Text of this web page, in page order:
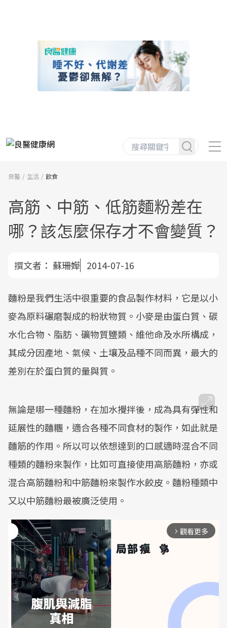
良醫 生活 飲食
高筋、中筋、低筋麵粉差在
哪？該怎麼保存才不會變質？
撰文者： 蘇珊嬅 2014-07-16
麵粉是我們生活中很重要的食品製作材料，它是以小
麥為原料碾磨製成的粉狀物質。小麥是由蛋白質、碳
水化合物、脂肪、礦物質鹽類、維他命及水所構成，
其成分因產地、氣候、土壤及品種不同而異，最大的
差別在於蛋白質的量與質。
無論是哪一種麵粉，在加水攪拌後，成為具有彈性和
延展性的麵糰，適合各種不同食材的製作，如此就是
麵筋的作用。所以可以依想達到的口感適時混合不同
種類的麵粉來製作，比如可直接使用高筋麵粉，亦或
混合高筋麵粉和中筋麵粉來製作水餃皮。麵粉種類中
又以中筋麵粉最被廣泛使用。
arrow_forward_ios 觀看更多